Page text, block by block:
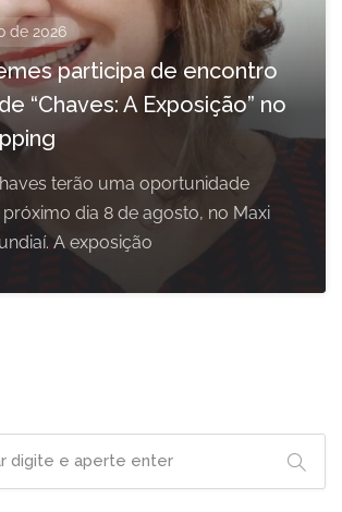
de 2026
participa de encontro
“Chaves: A Exposição” no
terão uma oportunidade
dia 8 de agosto, no Maxi
A exposição